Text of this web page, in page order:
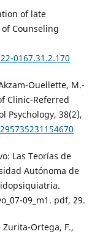
of late
Counseling
0167.31.2.170
Ouellette, M.-
Clinic-Referred
Psychology, 38(2),
Las Teorías de
Autónoma de
09_m1. pdf, 29.
Ortega, F.,